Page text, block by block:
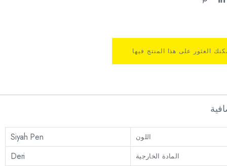
العثور على هذا المنتج فيها
اللون Siyah Pen
المادة الخارجية Deri